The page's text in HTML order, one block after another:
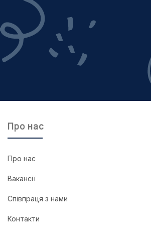
Про нас
Про нас
Вакансії
Співпраця з нами
Контакти